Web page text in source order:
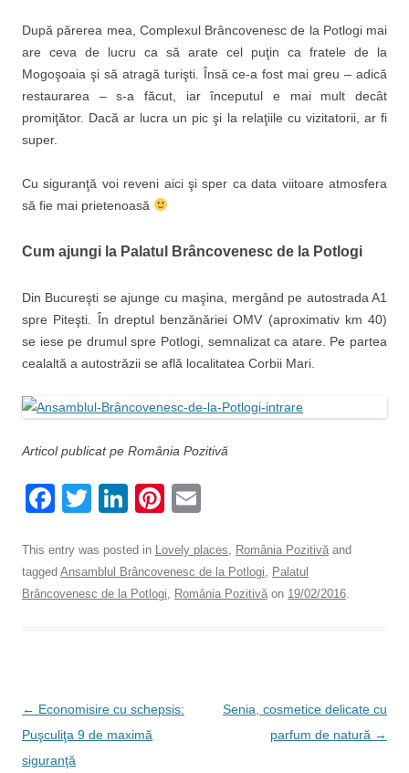
După părerea mea, Complexul Brâncovenesc de la Potlogi mai
are ceva de lucru ca să arate cel puţin ca fratele de la
Mogoşoaia şi să atragă turişti. Însă ce-a fost mai greu – adică
restaurarea – s-a făcut, iar începutul e mai mult decât
promiţător. Dacă ar lucra un pic şi la relaţiile cu vizitatorii, ar fi
super.
Cu siguranţă voi reveni aici şi sper ca data viitoare atmosfera
să fie mai prietenoasă
Cum ajungi la Palatul Brâncovenesc de la Potlogi
Din Bucureşti se ajunge cu maşina, mergând pe autostrada A1
spre Piteşti. În dreptul benzănăriei OMV (aproximativ km 40)
se iese pe drumul spre Potlogi, semnalizat ca atare. Pe partea
cealaltă a autostrăzii se află localitatea Corbii Mari.
Articol publicat pe România Pozitivă
F
c
e
k
T
tt
er
Li
k
e
Pi
er
e
ail
This entry was posted in Lovely places, România Pozitivă and
tagged Ansamblul Brâncovenesc de la Potlogi, Palatul
Brâncovenesc de la Potlogi, România Pozitivă on 19/02/2016.
Post
navigation
← Economisire cu schepsis:
Puşculiţa 9 de maximă
siguranţă
Senia, cosmetice delicate cu
parfum de natură →